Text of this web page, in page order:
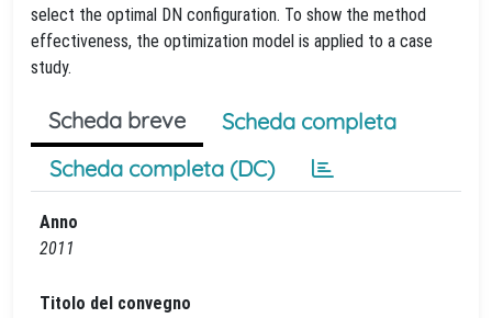
select the optimal DN configuration. To show the method
effectiveness, the optimization model is applied to a case
study.
Scheda breve
Scheda completa
Scheda completa (DC)
Anno
2011
Titolo del convegno